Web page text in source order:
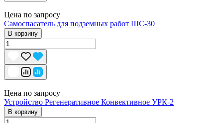
Цена по запросу
Самоспасатель для подземных работ ШС-30
В корзину
Цена по запросу
Устройство Регенеративное Конвективное УРК-2
В корзину